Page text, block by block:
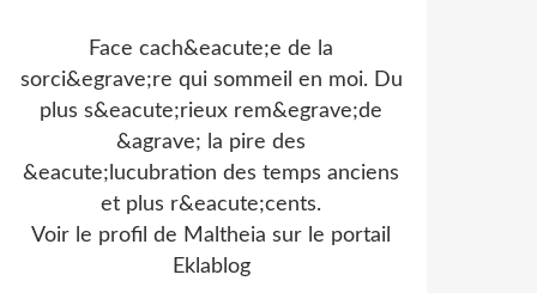
Face cach&eacute;e de la
sorci&egrave;re qui sommeil en moi. Du
plus s&eacute;rieux rem&egrave;de
&agrave; la pire des
&eacute;lucubration des temps anciens
et plus r&eacute;cents.
Voir le profil de Maltheia sur le portail
Eklablog